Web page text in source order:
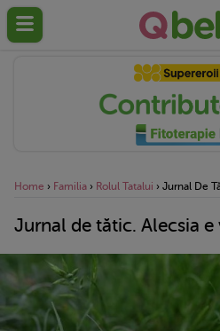
Home › Familia › Rolul Tatalui › Jurnal De
Jurnal de tătic. Alecsia e